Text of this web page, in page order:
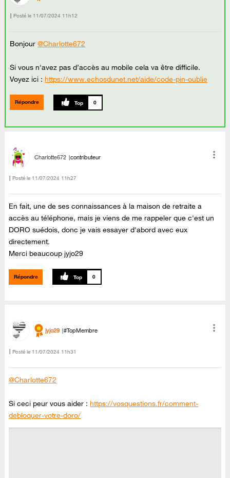
Posté le ‎11/07/2024 11h12
Bonjour@Charlotte672
Si vous n'avez pas d’accès au mobile cela va être difficile.
Voyez ici :https://www.echosdunet.net/aide/code-pin-oublie
Répondre 0
Charlotte672 contributeur
Posté le ‎11/07/2024 11h27
En fait, une de ses connaissances à la maison de retraite a
accès au téléphone, mais je viens de me rappeler que c'est un
DORO suédois, donc je vais essayer d'abord avec eux
directement.
Merci beaucoup jyjo29
Répondre 0
jyjo29 #TopMembre
Posté le ‎11/07/2024 11h31
@Charlotte672
Si ceci peur vous aider :https://vosquestions.fr/comment-
debloquer-votre-doro/